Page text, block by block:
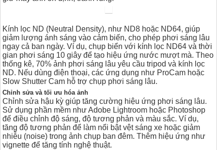
Kính lọc ND (Neutral Density), như ND8 hoặc ND64, giúp
giảm lượng ánh sáng vào cảm biến, cho phép phơi sáng lâu
ngay cả ban ngày. Ví dụ, chụp biển với kính lọc ND64 và thời
gian phơi sáng 10 giây để tạo hiệu ứng nước mượt mà. Theo
thống kê, 70% ảnh phơi sáng lâu yêu cầu tripod và kính lọc
ND. Nếu dùng điện thoại, các ứng dụng như ProCam hoặc
Slow Shutter Cam hỗ trợ chụp phơi sáng lâu.
Chỉnh sửa và tối ưu hóa ảnh
Chỉnh sửa hậu kỳ giúp tăng cường hiệu ứng phơi sáng lâu.
Sử dụng phần mềm như Adobe Lightroom hoặc Photoshop
để điều chỉnh độ sáng, độ tương phản và màu sắc. Ví dụ,
tăng độ tương phản để làm nổi bật vệt sáng xe hoặc giảm
nhiễu (noise) trong ảnh chụp ban đêm. Thêm hiệu ứng như
vignette để tăng tính nghệ thuật.